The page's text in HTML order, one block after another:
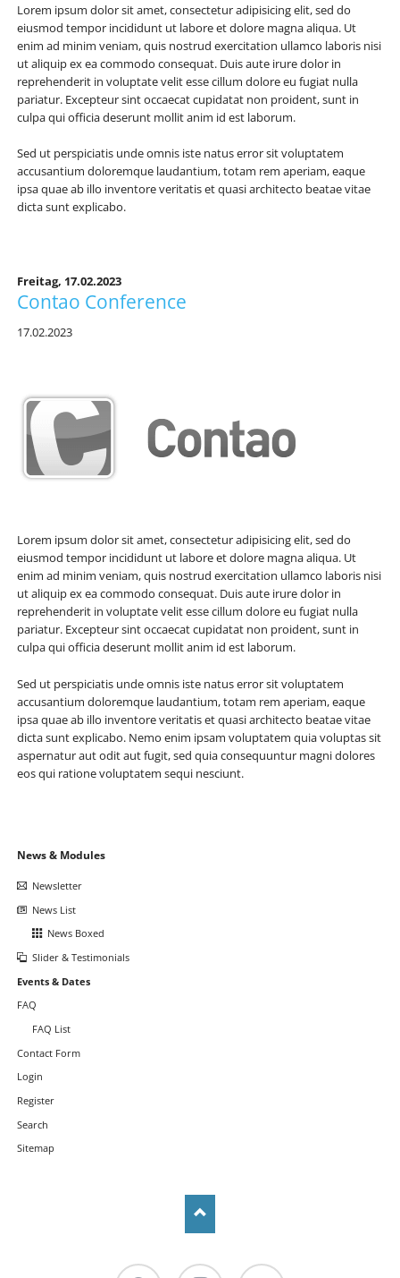
Lorem ipsum dolor sit amet, consectetur adipisicing elit, sed do
eiusmod tempor incididunt ut labore et dolore magna aliqua. Ut
enim ad minim veniam, quis nostrud exercitation ullamco laboris nisi
ut aliquip ex ea commodo consequat. Duis aute irure dolor in
reprehenderit in voluptate velit esse cillum dolore eu fugiat nulla
pariatur. Excepteur sint occaecat cupidatat non proident, sunt in
culpa qui officia deserunt mollit anim id est laborum.
Sed ut perspiciatis unde omnis iste natus error sit voluptatem
accusantium doloremque laudantium, totam rem aperiam, eaque
ipsa quae ab illo inventore veritatis et quasi architecto beatae vitae
dicta sunt explicabo.
Freitag, 17.02.2023
Contao Conference
17.02.2023
Lorem ipsum dolor sit amet, consectetur adipisicing elit, sed do
eiusmod tempor incididunt ut labore et dolore magna aliqua. Ut
enim ad minim veniam, quis nostrud exercitation ullamco laboris nisi
ut aliquip ex ea commodo consequat. Duis aute irure dolor in
reprehenderit in voluptate velit esse cillum dolore eu fugiat nulla
pariatur. Excepteur sint occaecat cupidatat non proident, sunt in
culpa qui officia deserunt mollit anim id est laborum.
Sed ut perspiciatis unde omnis iste natus error sit voluptatem
accusantium doloremque laudantium, totam rem aperiam, eaque
ipsa quae ab illo inventore veritatis et quasi architecto beatae vitae
dicta sunt explicabo. Nemo enim ipsam voluptatem quia voluptas sit
aspernatur aut odit aut fugit, sed quia consequuntur magni dolores
eos qui ratione voluptatem sequi nesciunt.
Navigation
News & Modules
Newsletter
News List
News Boxed
Slider & Testimonials
Events & Dates
FAQ
FAQ List
Contact Form
Login
Register
Search
Sitemap